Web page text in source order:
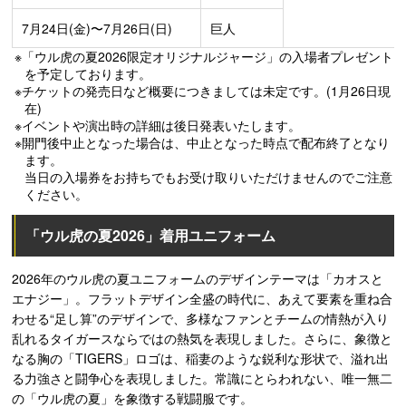
7月24日(金)〜7月26日(日)
巨人
※「ウル虎の夏2026限定オリジナルジャージ」の入場者プレゼント
を予定しております。
※チケットの発売日など概要につきましては未定です。(1月26日現
在)
※イベントや演出時の詳細は後日発表いたします。
※開門後中止となった場合は、中止となった時点で配布終了となり
ます。
当日の入場券をお持ちでもお受け取りいただけませんのでご注意
ください。
「ウル虎の夏2026」着用ユニフォーム
2026年のウル虎の夏ユニフォームのデザインテーマは「カオスと
エナジー」。フラットデザイン全盛の時代に、あえて要素を重ね合
わせる“足し算”のデザインで、多様なファンとチームの情熱が入り
乱れるタイガースならではの熱気を表現しました。さらに、象徴と
なる胸の「TIGERS」ロゴは、稲妻のような鋭利な形状で、溢れ出
る力強さと闘争心を表現しました。常識にとらわれない、唯一無二
の「ウル虎の夏」を象徴する戦闘服です。